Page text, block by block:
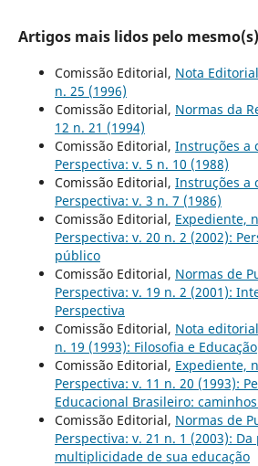
Artigos mais lidos pelo
Comissão Editorial, Nota Editorial
n. 25 (1996)
Comissão Editorial, Normas da
12 n. 21 (1994)
Comissão Editorial, Instruções a
Perspectiva: v. 5 n. 10 (1988)
Comissão Editorial, Instruções a
Perspectiva: v. 3 n. 7 (1986)
Comissão Editorial, Expediente,
Perspectiva: v. 20 n. 2 (2002):
público
Comissão Editorial, Normas de
Perspectiva: v. 19 n. 2 (2001):
Perspectiva
Comissão Editorial, Nota editorial
n. 19 (1993): Filosofia e Educação
Comissão Editorial, Expediente,
Perspectiva: v. 11 n. 20 (1993):
Educacional Brasileiro:
Comissão Editorial, Normas de
Perspectiva: v. 21 n. 1 (2003):
multiplicidade de sua educação